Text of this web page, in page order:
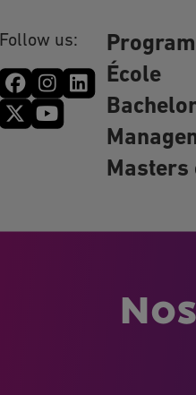
Follow us:
École
Masters